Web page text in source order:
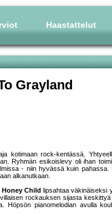
Haastattelut
Grayland
kotimaan rock-kentässä.
Ryhmän esikoislevy oli ihan
- niin hyvässä kuin pahassa.
alkanutkaan.
Honey Child lipsahtaa väkinäiseksi
rockauksen sijasta
Höpsön pianomelodian avulla